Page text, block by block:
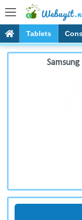
Tablets
Samsung
Samsung